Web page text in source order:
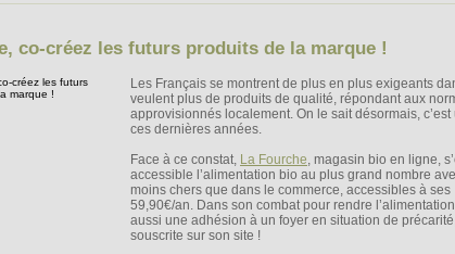
co-créez les futurs produits de la marque !
Les Français se montrent de plus en plus exigeants
veulent plus de produits de qualité, répondant aux
approvisionnés localement. On le sait désormais,
ces dernières années.
Face à ce constat, La Fourche, magasin bio en ligne,
accessible l’alimentation bio au plus grand nombre
moins chers que dans le commerce, accessibles à
59,90€/an. Dans son combat pour rendre
aussi une adhésion à un foyer en situation de
souscrite sur son site !